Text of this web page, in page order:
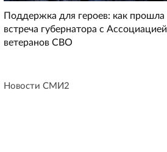
Поддержка для героев: как прошла
встреча губернатора с Ассоциацией
ветеранов СВО
Новости СМИ2